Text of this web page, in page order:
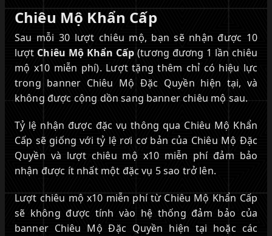
Chiêu Mộ Khẩn Cấp
Sau mỗi 30 lượt chiêu mộ, bạn sẽ nhận được 10
lượt Chiêu Mộ Khẩn Cấp (tương đương 1 lần chiêu
mộ x10 miễn phí). Lượt tặng thêm chỉ có hiệu lực
trong banner Chiêu Mộ Đặc Quyền hiện tại, và
không được cộng dồn sang banner chiêu mộ sau.
Tỷ lệ nhận được đặc vụ thông qua Chiêu Mộ Khẩn
Cấp sẽ giống với tỷ lệ rơi cơ bản của Chiêu Mộ Đặc
Quyền và lượt chiêu mộ x10 miễn phí đảm bảo
nhận được ít nhất một đặc vụ 5 sao trở lên.
Lượt chiêu mộ x10 miễn phí từ Chiêu Mộ Khẩn Cấp
sẽ không được tính vào hệ thống đảm bảo của
banner Chiêu Mộ Đặc Quyền hiện tại hoặc các